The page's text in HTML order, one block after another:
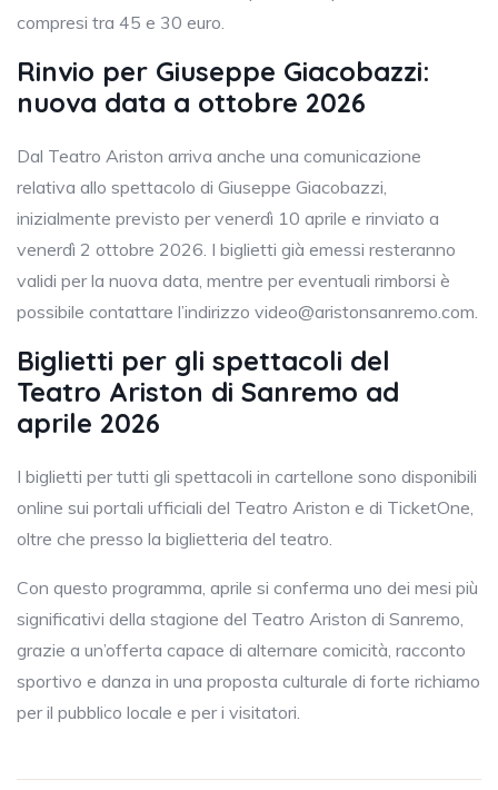
compresi tra 45 e 30 euro.
Rinvio per Giuseppe Giacobazzi:
nuova data a ottobre 2026
Dal Teatro Ariston arriva anche una comunicazione
relativa allo spettacolo di Giuseppe Giacobazzi,
inizialmente previsto per venerdì 10 aprile e rinviato a
venerdì 2 ottobre 2026. I biglietti già emessi resteranno
validi per la nuova data, mentre per eventuali rimborsi è
possibile contattare l’indirizzo video@aristonsanremo.com.
Biglietti per gli spettacoli del
Teatro Ariston di Sanremo ad
aprile 2026
I biglietti per tutti gli spettacoli in cartellone sono disponibili
online sui portali ufficiali del Teatro Ariston e di TicketOne,
oltre che presso la biglietteria del teatro.
Con questo programma, aprile si conferma uno dei mesi più
significativi della stagione del Teatro Ariston di Sanremo,
grazie a un’offerta capace di alternare comicità, racconto
sportivo e danza in una proposta culturale di forte richiamo
per il pubblico locale e per i visitatori.